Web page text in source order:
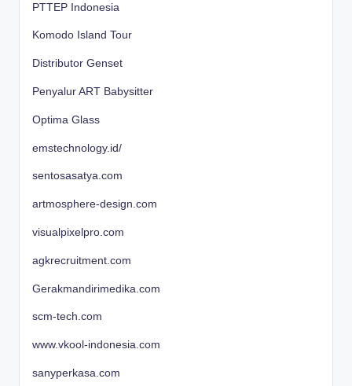
PTTEP Indonesia
Komodo Island Tour
Distributor Genset
Penyalur ART Babysitter
Optima Glass
emstechnology.id/
sentosasatya.com
artmosphere-design.com
visualpixelpro.com
agkrecruitment.com
Gerakmandirimedika.com
scm-tech.com
www.vkool-indonesia.com
sanyperkasa.com